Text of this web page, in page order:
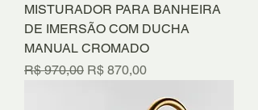
MISTURADOR PARA BANHEIRA
DE IMERSÃO COM DUCHA
MANUAL CROMADO
Preço normal
R$ 970,00 Preço promocional
R$ 870,00